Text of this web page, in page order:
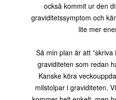
också kommit ur den
graviditetssymptom och
lite mer
Så min plan är att
graviditeten som redan
Kanske köra
milstolpar i graviditeten.